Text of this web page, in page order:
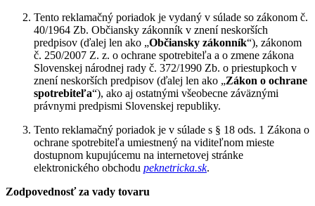
Tento reklamačný poriadok je vydaný v súlade so zákonom č.
40/1964 Zb. Občiansky zákonník v znení neskorších
predpisov (ďalej len ako „Občiansky zákonník“), zákonom
č. 250/2007 Z. z. o ochrane spotrebiteľa a o zmene zákona
Slovenskej národnej rady č. 372/1990 Zb. o priestupkoch v
znení neskorších predpisov (ďalej len ako „Zákon o ochrane
spotrebiteľa“), ako aj ostatnými všeobecne záväznými
právnymi predpismi Slovenskej republiky.
Tento reklamačný poriadok je v súlade s § 18 ods. 1 Zákona o
ochrane spotrebiteľa umiestnený na viditeľnom mieste
dostupnom kupujúcemu na internetovej stránke
elektronického obchodu peknetricka.sk.
Zodpovednosť za vady tovaru